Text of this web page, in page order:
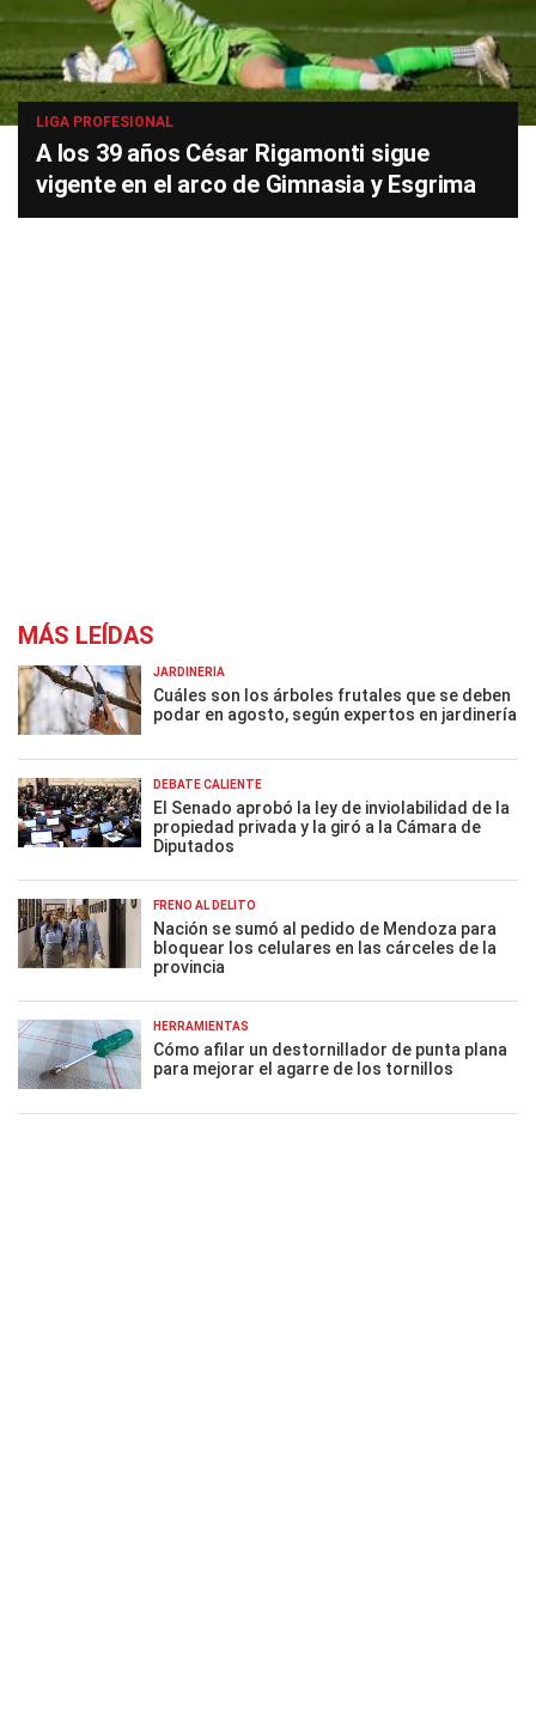
LIGA PROFESIONAL
A los 39 años César Rigamonti sigue
vigente en el arco de Gimnasia y Esgrima
MÁS LEÍDAS
JARDINERÍA
Cuáles son los árboles frutales que se deben
podar en agosto, según expertos en jardinería
DEBATE CALIENTE
El Senado aprobó la ley de inviolabilidad de la
propiedad privada y la giró a la Cámara de
Diputados
FRENO AL DELITO
Nación se sumó al pedido de Mendoza para
bloquear los celulares en las cárceles de la
provincia
HERRAMIENTAS
Cómo afilar un destornillador de punta plana
para mejorar el agarre de los tornillos